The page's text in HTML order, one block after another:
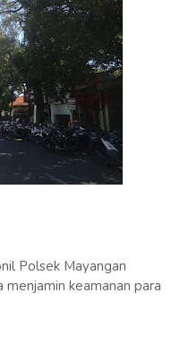
Polsek Mayangan
menjamin keamanan para